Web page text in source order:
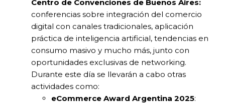
Centro de Convenciones de Buenos Aires:
conferencias sobre integración del comercio
digital con canales tradicionales, aplicación
práctica de inteligencia artificial, tendencias en
consumo masivo y mucho más, junto con
oportunidades exclusivas de networking.
Durante este día se llevarán a cabo otras
actividades como:
eCommerce Award Argentina 2025: